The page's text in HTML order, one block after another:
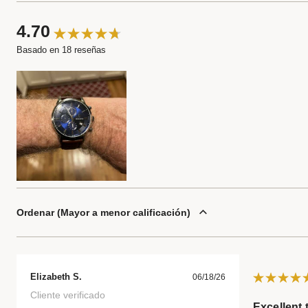
4.70
Basado en 18 reseñas
Ordenar Mayor a menor calificación
Elizabeth S. 06/18/26
Cliente verificado